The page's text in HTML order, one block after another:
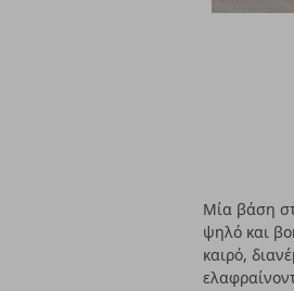
Μία βάση
ψηλό και
καιρό,